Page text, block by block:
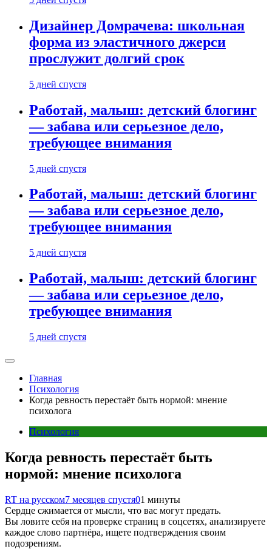
Дизайнер Домрачева: школьная
форма из эластичного джерси
прослужит долгий срок
5 дней спустя
Работай, малыш: детский блогинг
— забава или серьезное дело,
требующее внимания
5 дней спустя
Работай, малыш: детский блогинг
— забава или серьезное дело,
требующее внимания
5 дней спустя
Работай, малыш: детский блогинг
— забава или серьезное дело,
требующее внимания
5 дней спустя
Главная
Психология
Когда ревность перестаёт быть нормой: мнение
психолога
Психология
Когда ревность перестаёт быть
нормой: мнение психолога
RT на русском7 месяцев спустя01 минуты
Сердце сжимается от мысли, что вас могут предать.
Вы ловите себя на проверке страниц в соцсетях, анализируете
каждое слово партнёра, ищете подтверждения своим
подозрениям.